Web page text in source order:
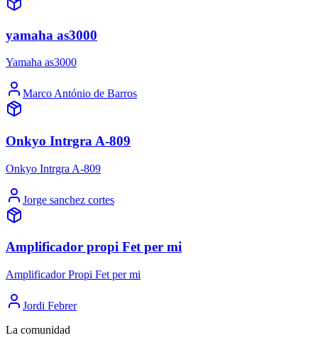
yamaha as3000
Yamaha as3000
Marco António de Barros
Onkyo Intrgra A-809
Onkyo Intrgra A-809
Jorge sanchez cortes
Amplificador propi Fet per mi
Amplificador Propi Fet per mi
Jordi Febrer
La comunidad